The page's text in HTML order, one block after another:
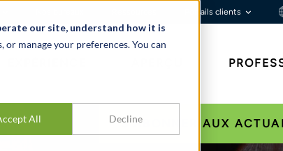
our site, understand how it is
or manage your preferences. You can
All Decline
Portails clients
S’ABONNER AUX